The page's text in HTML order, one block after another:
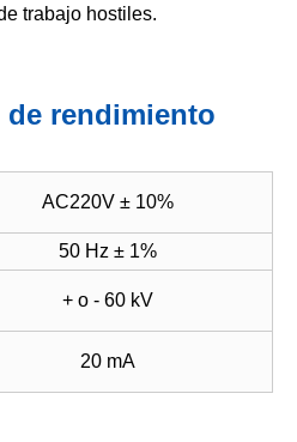
trabajo hostiles.
de rendimiento
AC220V ± 10%
50 Hz ± 1%
+ o - 60 kV
20 mA